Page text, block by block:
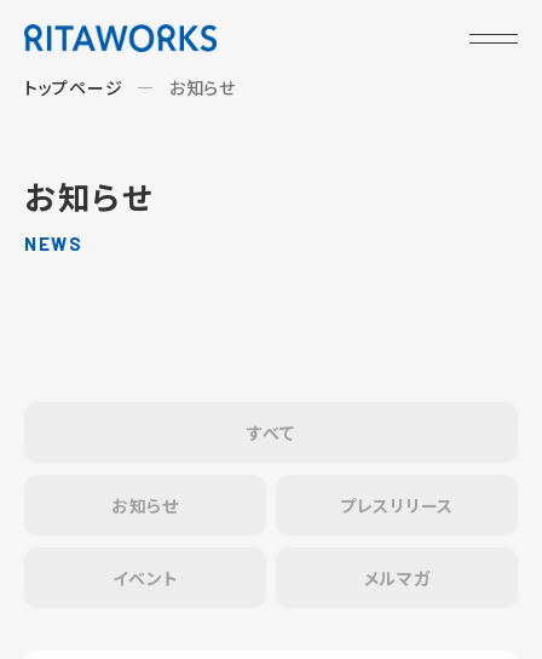
トップページ お知らせ
お知らせ
NEWS
すべて
お知らせ プレスリリース
イベント メルマガ